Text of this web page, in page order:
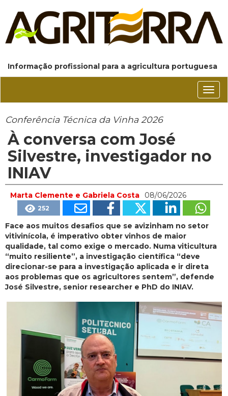
Informação profissional para a agricultura portuguesa
Conferência Técnica da Vinha 2026
À conversa com José
Silvestre, investigador no
INIAV
Marta Clemente e Gabriela Costa 08/06/2026
252
Face aos muitos desafios que se avizinham no setor
vitivinícola, é imperativo obter vinhos de maior
qualidade, tal como exige o mercado. Numa viticultura
“muito resiliente”, a investigação científica “deve
direcionar-se para a investigação aplicada e ir direta
aos problemas que os agricultores sentem”, defende
José Silvestre, senior researcher e PhD do INIAV.